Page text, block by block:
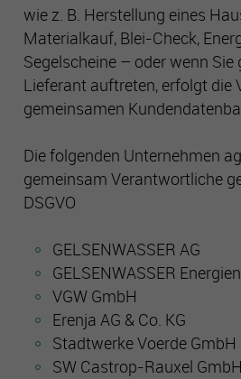
wie z. B. Herstellung eines
Materialkauf, Blei-Check,
Segelscheine – oder wenn Sie
Lieferant auftreten, erfolgt die
gemeinsamen
Die folgenden Unternehmen
gemeinsam Verantwortliche
DSGVO
GELSENWASSER AG
GELSENWASSER
VGW GmbH
Erenja AG & Co. KG
Stadtwerke Voerde GmbH
SW Castrop-Rauxel GmbH